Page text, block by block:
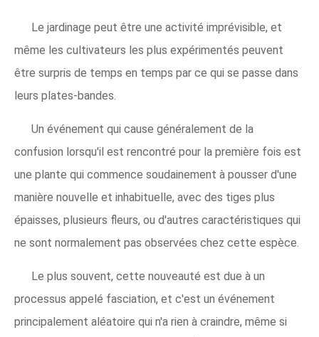
Le jardinage peut être une activité imprévisible, et
même les cultivateurs les plus expérimentés peuvent
être surpris de temps en temps par ce qui se passe dans
leurs plates-bandes.
Un événement qui cause généralement de la
confusion lorsqu'il est rencontré pour la première fois est
une plante qui commence soudainement à pousser d'une
manière nouvelle et inhabituelle, avec des tiges plus
épaisses, plusieurs fleurs, ou d'autres caractéristiques qui
ne sont normalement pas observées chez cette espèce.
Le plus souvent, cette nouveauté est due à un
processus appelé fasciation, et c'est un événement
principalement aléatoire qui n'a rien à craindre, même si